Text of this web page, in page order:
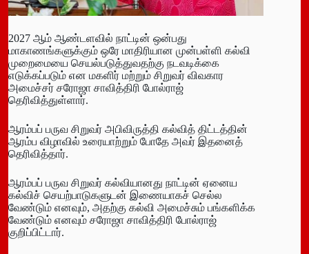
2027 ஆம் ஆண்டளவில் நாட்டின் ஒன்பது
மாகாணங்களுக்கும் ஒரே மாதிரியான முன்பள்ளி கல்வி
முறைமையை செயல்படுத்துவதற்கு நடவடிக்கை
எடுக்கப்படும் என மகளிர் மற்றும் சிறுவர் விவகார
அமைச்சர் சரோஜா சாவித்திரி போல்ராஜ்
தெரிவித்துள்ளார்.
ஆரம்பப் பருவ சிறுவர் அபிவிருத்தி கல்வித் திட்டத்தின்
ஆரம்ப விழாவில் உரையாற்றும் போதே அவர் இதனைத்
தெரிவித்தார்.
ஆரம்பப் பருவ சிறுவர் கல்வியானது நாட்டின் ஏனைய
கல்விச் செயற்பாடுகளுடன் இணையாகச் செல்ல
வேண்டும் எனவும், அதற்கு கல்வி அமைச்சும் பங்களிக்க
வேண்டும் எனவும் சரோஜா சாவித்திரி போல்ராஜ்
குறிப்பிட்டார்.